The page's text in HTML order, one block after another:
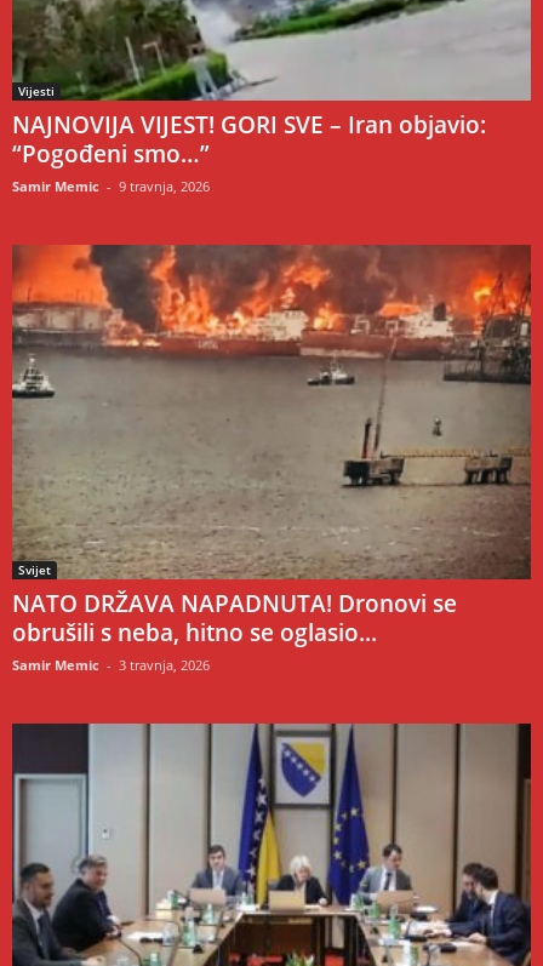
Vijesti
NAJNOVIJA VIJEST! GORI SVE – Iran objavio:
“Pogođeni smo…”
Samir Memic - 9 travnja, 2026
Svijet
NATO DRŽAVA NAPADNUTA! Dronovi se
obrušili s neba, hitno se oglasio...
Samir Memic - 3 travnja, 2026